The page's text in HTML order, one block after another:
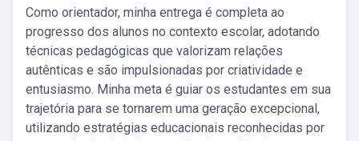
Como orientador, minha entrega é completa ao
progresso dos alunos no contexto escolar, adotando
técnicas pedagógicas que valorizam relações
autênticas e são impulsionadas por criatividade e
entusiasmo. Minha meta é guiar os estudantes em sua
trajetória para se tornarem uma geração excepcional,
utilizando estratégias educacionais reconhecidas por